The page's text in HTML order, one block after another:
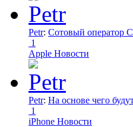
Petr: Сотовый оператор
1
Apple Новости
Petr: На основе чего
1
iPhone Новости